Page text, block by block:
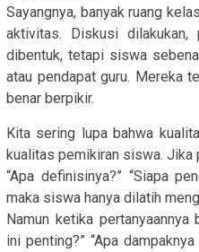
Sayangnya, banyak ruang
aktivitas. Diskusi dilakukan,
dibentuk, tetapi siswa
atau pendapat guru. Mereka
benar berpikir.
Kita sering lupa bahwa
kualitas pemikiran siswa. Jika
“Apa definisinya?” “Siapa
maka siswa hanya dilatih
Namun ketika pertanyaannya
ini penting?” “Apa